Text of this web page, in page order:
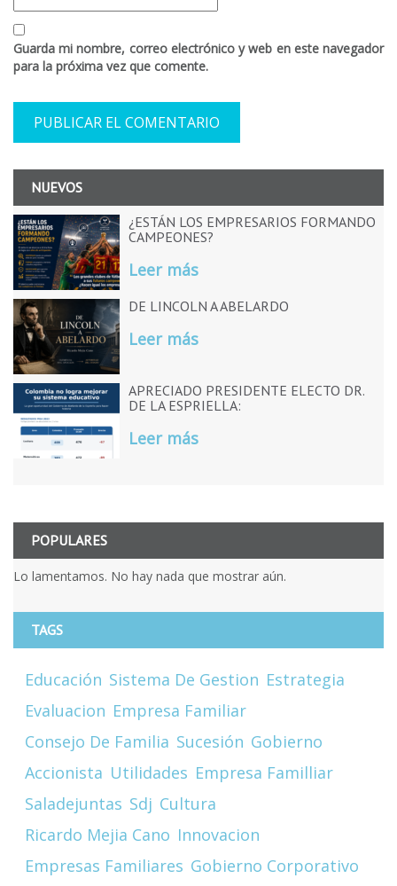
Guarda mi nombre, correo electrónico y web en este navegador
para la próxima vez que comente.
NUEVOS
¿ESTÁN LOS EMPRESARIOS FORMANDO
CAMPEONES?
Leer más
DE LINCOLN A ABELARDO
Leer más
APRECIADO PRESIDENTE ELECTO DR.
DE LA ESPRIELLA:
Leer más
POPULARES
Lo lamentamos. No hay nada que mostrar aún.
TAGS
Educación Sistema De Gestion Estrategia
Evaluacion Empresa Familiar
Consejo De Familia Sucesión Gobierno
Accionista Utilidades Empresa Familliar
Saladejuntas Sdj Cultura
Ricardo Mejia Cano Innovacion
Empresas Familiares Gobierno Corporativo